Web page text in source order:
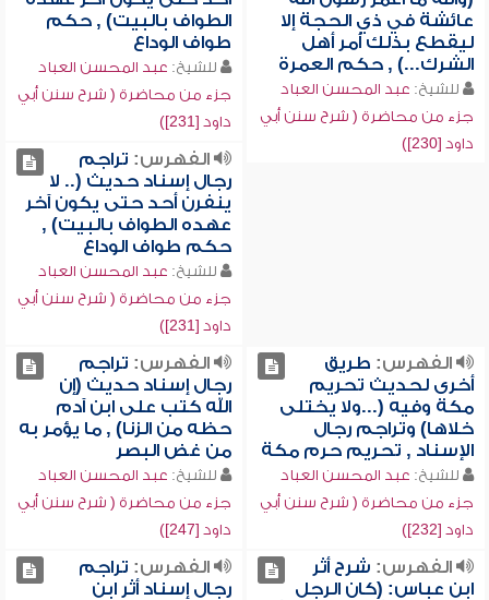
عائشة في ذي الحجة إلا
ليقطع بذلك أمر أهل
الشرك...) , حكم العمرة
للشيخ: عبد المحسن العباد
جزء من محاضرة ( شرح سنن أبي
داود [230])
الطواف بالبيت) , حكم
طواف الوداع
للشيخ: عبد المحسن العباد
جزء من محاضرة ( شرح سنن أبي
داود [231])
الفهرس: تراجم
رجال إسناد حديث (.. لا
ينفرن أحد حتى يكون آخر
عهده الطواف بالبيت) ,
حكم طواف الوداع
للشيخ: عبد المحسن العباد
جزء من محاضرة ( شرح سنن أبي
داود [231])
الفهرس: طريق
أخرى لحديث تحريم
مكة وفيه (...ولا يختلى
خلاها) وتراجم رجال
الإسناد , تحريم حرم مكة
للشيخ: عبد المحسن العباد
جزء من محاضرة ( شرح سنن أبي
داود [232])
الفهرس: تراجم
رجال إسناد حديث (إن
الله كتب على ابن آدم
حظه من الزنا) , ما يؤمر به
من غض البصر
للشيخ: عبد المحسن العباد
جزء من محاضرة ( شرح سنن أبي
داود [247])
الفهرس: شرح أثر
ابن عباس: (كان الرجل
الفهرس: تراجم
رجال إسناد أثر ابن